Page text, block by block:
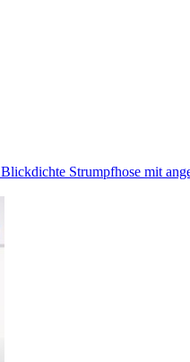
Blickdichte Strumpfhose mit